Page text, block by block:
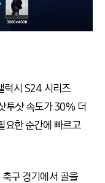
시 S24 시리즈
투샷 속도가 30% 더
요한 순간에 빠르고
구 경기에서 골을